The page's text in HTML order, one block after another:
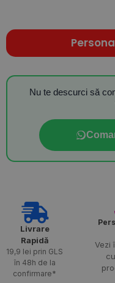
Nu te descurci să
Livrare
Rapidă​
19,9 lei prin GLS
în 48h de la
confirmare*
Vezi